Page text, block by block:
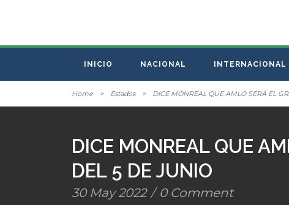
INICIO NACIONAL INTERNACIONAL
Home > Estados > DICE MONREAL QUE AMLO SERÁ EL
DICE MONREAL QUE
DEL 5 DE JUNIO
30 May 2022 / 0 Comment